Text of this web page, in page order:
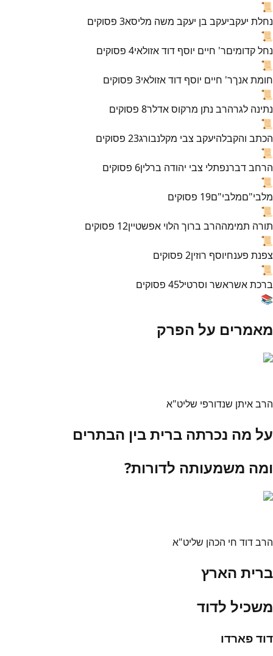
📜
נחלת יעקביעקב בן יעקב משה מליסא3 פסוקים
📜
נחל קדומיםר' חיים יוסף דוד אזולאי4 פסוקים
📜
חומת אנךר' חיים יוסף דוד אזולאי3 פסוקים
📜
נתינה לגרהרב נתן מרקוס אדלר8 פסוקים
📜
הכתב והקבלהיעקב צבי מקלנבורג23 פסוקים
📜
הרחב דברנפתלי צבי יהודה ברלין6 פסוקים
📜
מלבי"םמלבי"ם19 פסוקים
📜
תורה תמימההרב ברוך הלוי אפשטיין12 פסוקים
📜
צפנת פענחיוסף רוזין2 פסוקים
📜
ברכת אשראשר וסרטיל45 פסוקים
📚
מאמרים על הפרק
הרב איתן שנדורפי שליט"א
על מה נכרתה ברית בין הבתרים
ומה משמעותה לדורות?
הרב דוד חי הכהן שליט"א
ברית הארץ
משכיל לדוד
דוד פארדו